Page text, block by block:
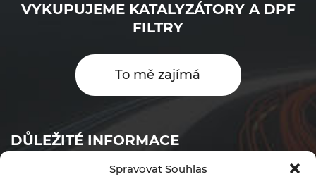
Spravovat Souhlas
DŮLEŽITÉ INFORMACE
Objednávkový formulář
VYKUPUJEME KATALYZÁTORY A DPF
FILTRY
To mě zajímá